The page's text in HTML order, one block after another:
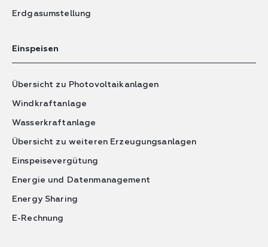
Erdgasumstellung
Einspeisen
Übersicht zu Photovoltaikanlagen
Windkraftanlage
Wasserkraftanlage
Übersicht zu weiteren Erzeugungsanlagen
Einspeisevergütung
Energie und Datenmanagement
Energy Sharing
E-Rechnung